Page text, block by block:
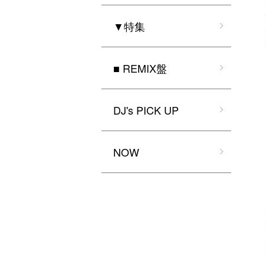
▼特集
■ REMIX盤
DJ's PICK UP
NOW